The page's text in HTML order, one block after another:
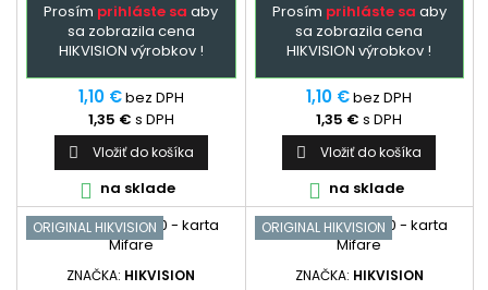
Prosím prihláste sa aby
sa zobrazila cena
HIKVISION výrobkov !
1,10 €bez DPH
1,35 € s DPH
 Vložiť do košíka
 na sklade
Prosím prihláste sa aby
sa zobrazila cena
HIKVISION výrobkov !
1,10 €bez DPH
1,35 € s DPH
 Vložiť do košíka
 na sklade
ORIGINAL HIKVISION
ZNAČKA: HIKVISION
ORIGINAL HIKVISION
ZNAČKA: HIKVISION